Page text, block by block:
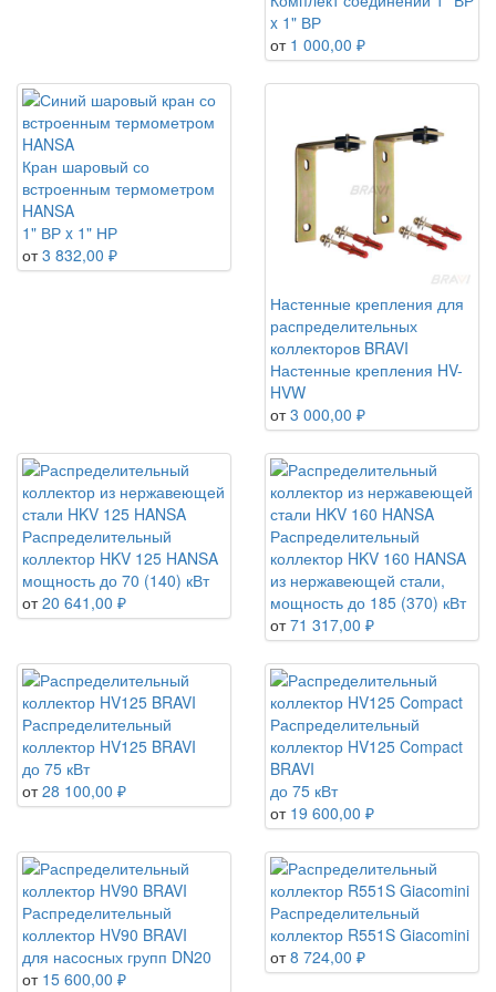
x 1" ВР
от 1 000,00 ₽
Кран шаровый со
встроенным термометром
HANSA
1" ВР x 1" НР
от 3 832,00 ₽
Настенные крепления для
распределительных
коллекторов BRAVI
Настенные крепления HV-
HVW
от 3 000,00 ₽
Распределительный
коллектор HKV 125 HANSA
мощность до 70 (140) кВт
от 20 641,00 ₽
Распределительный
коллектор HKV 160 HANSA
из нержавеющей стали,
мощность до 185 (370) кВт
от 71 317,00 ₽
Распределительный
коллектор HV125 BRAVI
до 75 кВт
от 28 100,00 ₽
Распределительный
коллектор HV125 Compact
BRAVI
до 75 кВт
от 19 600,00 ₽
Распределительный
коллектор HV90 BRAVI
для насосных групп DN20
от 15 600,00 ₽
Распределительный
коллектор R551S Giacomini
от 8 724,00 ₽